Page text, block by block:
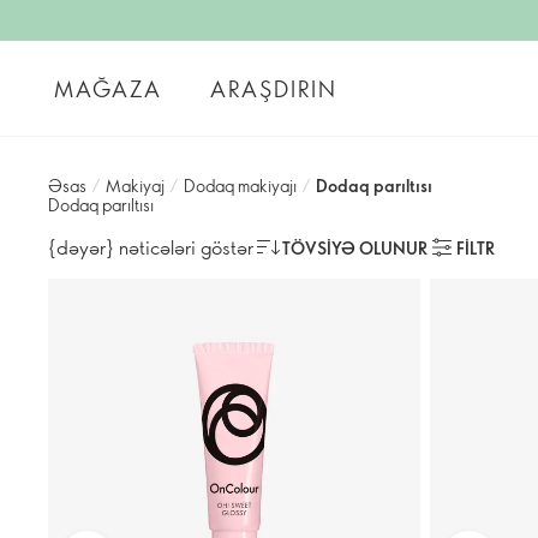
MAĞAZA ARAŞDIRIN
Əsas / Makiyaj / Dodaq makiyajı / Dodaq parıltısı
Dodaq parıltısı
{dəyər} nəticələri göstər TÖVSIYƏ OLUNUR FILTR